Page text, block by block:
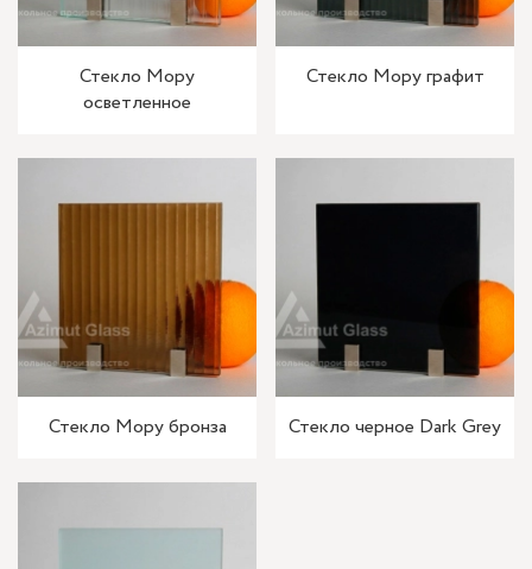
Стекло Мору
осветленное
Стекло Мору графит
Стекло Мору бронза Стекло черное Dark Grey